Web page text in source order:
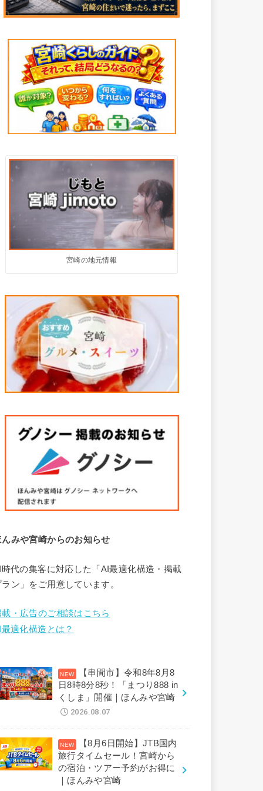
宮崎の地元情報
んみや宮崎からのお知らせ
代の集客に対応した「AI最適化構造・掲載
ラン」をご用意しています。
載・広告のご相談はこちら
適化構造とは？
【串間市】令和8年8月8
日8時8分8秒！「まつり888 in
くしま」開催｜ほんみや宮崎
2026.08.07
【8月6日開始】JTB国内
旅行タイムセール！宮崎から
の宿泊・ツアー予約がお得に
｜ほんみや宮崎